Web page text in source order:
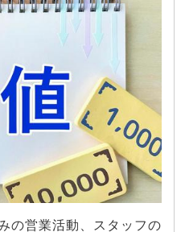
の営業活動、スタッフの